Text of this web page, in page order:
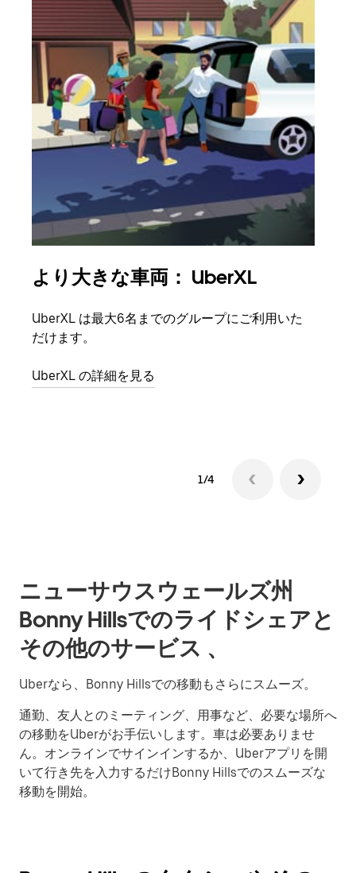
より大きな車両： UberXL
UberXL は最大6名までのグループにご利用いた
だけます。
UberXL の詳細を見る
1/4
ニューサウスウェールズ州
Bonny Hillsでのライドシェアと
その他のサービス 、
Uberなら、Bonny Hillsでの移動もさらにスムーズ。
通勤、友人とのミーティング、用事など、必要な場所へ
の移動をUberがお手伝いします。車は必要ありませ
ん。オンラインでサインインするか、Uberアプリを開
いて行き先を入力するだけBonny Hillsでのスムーズな
移動を開始。